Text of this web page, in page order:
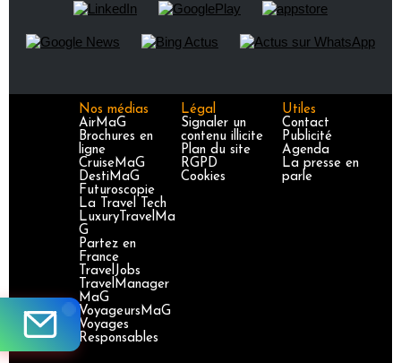
Nos médias
AirMaG
Brochures en
ligne
CruiseMaG
DestiMaG
Futuroscopie
La Travel Tech
LuxuryTravelMa
G
Partez en
France
TravelJobs
TravelManager
MaG
VoyageursMaG
Voyages
Responsables
Légal
Signaler un
contenu illicite
Plan du site
RGPD
Cookies
Utiles
Contact
Publicité
Agenda
La presse en
parle